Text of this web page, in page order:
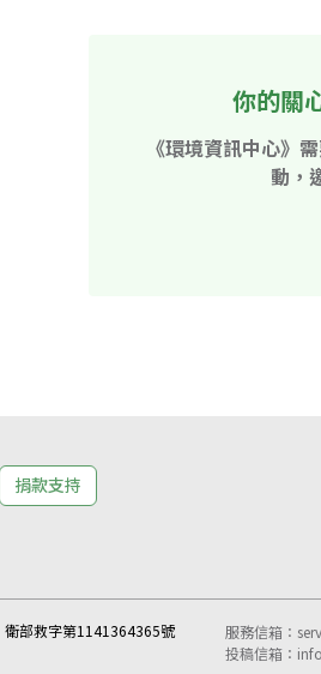
你的關
《環境資訊中心》
動，
捐款支持
衛部救字第1141364365號 服務信箱：
投稿信箱：